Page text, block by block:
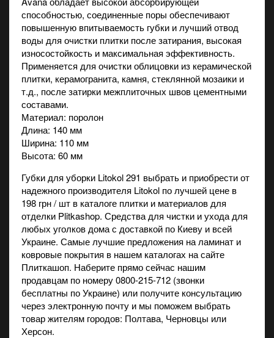
способностью, соединенные поры обеспечивают
повышенную впитываемость губки и лучший отвод
воды для очистки плитки после затирания, высокая
износостойкость и максимальная эффективность.
Применяется для очистки облицовки из керамической
плитки, керамогранита, камня, стеклянной мозаики и
т.д., после затирки межплиточных швов цементными
составами.
Материал: поролон
Длина: 140 мм
Ширина: 110 мм
Высота: 60 мм
Губки для уборки Litokol 291 выбрать и приобрести от
надежного производителя Litokol по лучшей цене в
198 грн / шт в каталоге плитки и материалов для
отделки Plitkashop. Средства для чистки и ухода для
любых уголков дома с доставкой по Киеву и всей
Украине. Самые лучшие предложения на ламинат и
ковровые покрытия в нашем каталогах на сайте
Плиткашоп. Наберите прямо сейчас нашим
продавцам по номеру 0800-215-712 (звонки
бесплатны по Украине) или получите консультацию
через электронную почту и мы поможем выбрать
товар жителям городов: Полтава, Черновцы или
Херсон.